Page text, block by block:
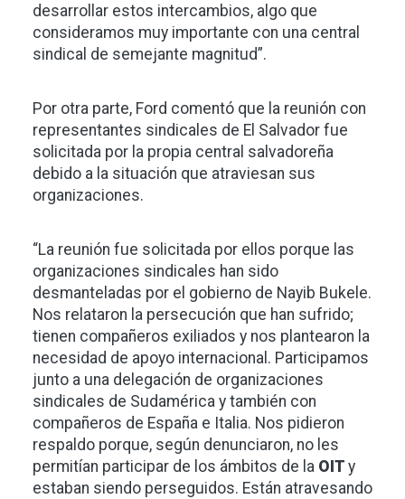
desarrollar estos intercambios, algo que
consideramos muy importante con una central
sindical de semejante magnitud”.
Por otra parte, Ford comentó que la reunión con
representantes sindicales de El Salvador fue
solicitada por la propia central salvadoreña
debido a la situación que atraviesan sus
organizaciones.
“La reunión fue solicitada por ellos porque las
organizaciones sindicales han sido
desmanteladas por el gobierno de Nayib Bukele.
Nos relataron la persecución que han sufrido;
tienen compañeros exiliados y nos plantearon la
necesidad de apoyo internacional. Participamos
junto a una delegación de organizaciones
sindicales de Sudamérica y también con
compañeros de España e Italia. Nos pidieron
respaldo porque, según denunciaron, no les
permitían participar de los ámbitos de la OIT y
estaban siendo perseguidos. Están atravesando